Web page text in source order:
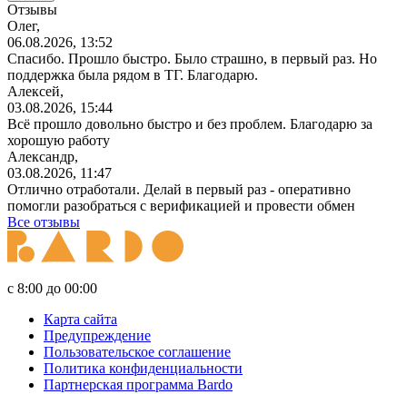
Отзывы
Олег,
06.08.2026, 13:52
Спасибо. Прошло быстро. Было страшно, в первый раз. Но
поддержка была рядом в ТГ. Благодарю.
Алексей,
03.08.2026, 15:44
Всё прошло довольно быстро и без проблем. Благодарю за
хорошую работу
Александр,
03.08.2026, 11:47
Отлично отработали. Делай в первый раз - оперативно
помогли разобраться с верификацией и провести обмен
Все отзывы
с 8:00 до 00:00
Карта сайта
Предупреждение
Пользовательское соглашение
Политика конфиденциальности
Партнерская программа Bardo